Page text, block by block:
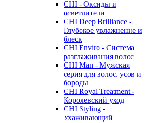
CHI - Оксиды и
осветлители
CHI Deep Brilliance -
Глубокое увлажнение и
блеск
CHI Enviro - Система
разглаживания волос
CHI Man - Мужская
серия для волос, усов и
бороды
CHI Royal Treatment -
Королевский уход
CHI Styling -
Ухаживающий